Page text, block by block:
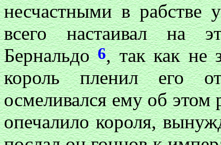
несчастными в рабстве
всего настаивал на
Бернальдо6, так как не
король пленил его
осмеливался ему об этом
опечалило короля,